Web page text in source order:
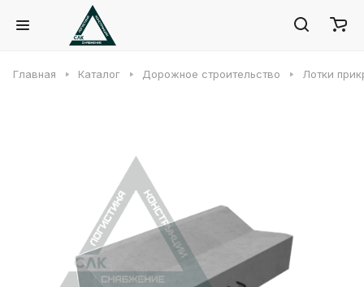
Главная Каталог Дорожное строительство Лотки